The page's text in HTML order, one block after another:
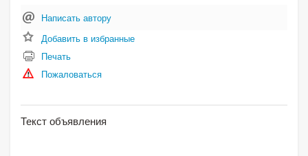
Написать автору
Добавить в избранные
Печать
Пожаловаться
Текст объявления